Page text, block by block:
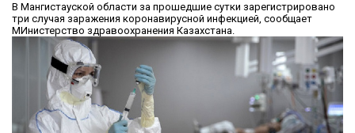
В Мангистауской области за прошедшие сутки зарегистрировано
три случая заражения коронавирусной инфекцией, сообщает
МИнистерство здравоохранения Казахстана.